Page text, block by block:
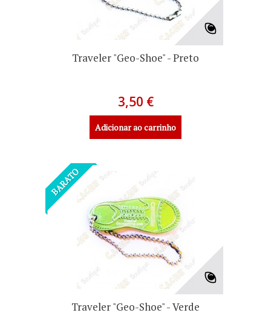
Traveler "Geo-Shoe" - Preto
3,50 €
Adicionar ao carrinho
BARATO
Traveler "Geo-Shoe" - Verde